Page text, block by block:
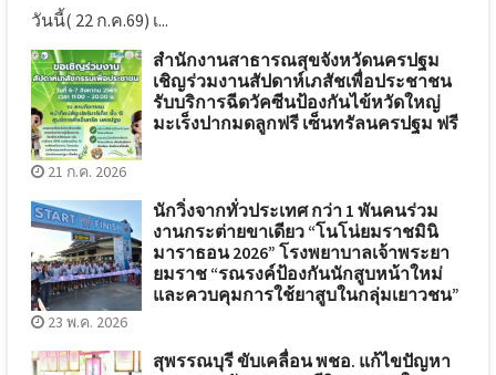
วันนี้( 22 ก.ค.69) เ...
สำนักงานสาธารณสุขจังหวัดนครปฐม
เชิญร่วมงานสัปดาห์เภสัชเพื่อประชาชน
รับบริการฉีดวัคซีนป้องกันไข้หวัดใหญ่
มะเร็งปากมดลูกฟรี เซ็นทรัลนครปฐม ฟรี
21 ก.ค. 2026
นักวิ่งจากทั่วประเทศ กว่า 1 พันคนร่วม
งานกระต่ายขาเดียว “โนโน่ยมราชมินิ
มาราธอน 2026” โรงพยาบาลเจ้าพระยา
ยมราช “รณรงค์ป้องกันนักสูบหน้าใหม่
และควบคุมการใช้ยาสูบในกลุ่มเยาวชน”
23 พ.ค. 2026
สุพรรณบุรี ขับเคลื่อน พชอ. แก้ไขปัญหา